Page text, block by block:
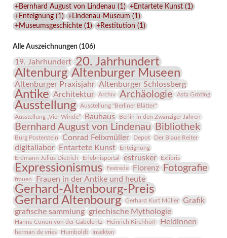
Lindenau-
Museums
+Bernhard August von Lindenau (1 ) +Entartete Kunst(1 )
+Enteignung(1 ) +Lindenau-Museum (1 )
+Museumsgeschichte(1 ) +Restitution (1 )
Alle Auszeichnungen (106)
19. Jahrhundert 20. Jahrhundert
Altenburg Altenburger Museen
Altenburger Praxisjahr Altenburger Schlossberg
Antike Architektur Archiv Archäologie Asta Gröting
Ausstellung
Ausstellung "Berliner Blätter"
Ausstellung „Vier Winde“
Bauhaus Berlin in den Zwanziger Jahren
Bernhard August von Lindenau Bibliothek
Burg Posterstein Conrad Felixmüller Depot Der Blaue Reiter
digitallabor Entartete Kunst
Enteignung
Erdmann Julius Dietrich
Erlebnisportal estrusker Exlibris
Expressionismus Festrede Florenz Fotografie
frauen Frauen in der Antike und heute
Gerhard-Altenbourg-Preis
Gerhard Altenbourg
Gerhard Kurt Müller
Grafik
grafische sammlung griechische Mythologie
Hanns-Conon von der Gabelentz Heinrich Kirchhoff Heldinnen
herman de vries Humboldt
Insekten